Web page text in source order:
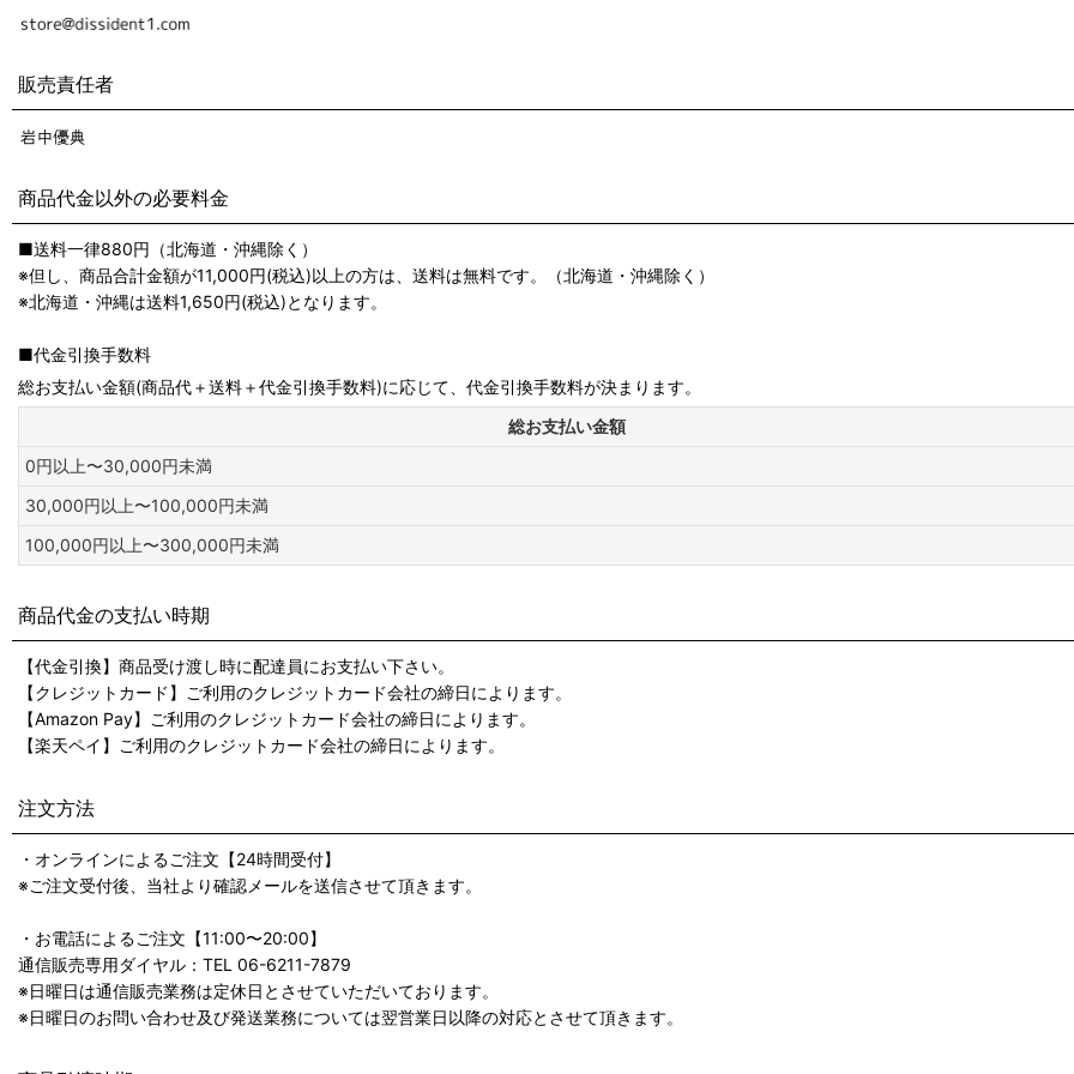
販売責任者
商品代金以外の必要料金
■送料一律880円（北海道・沖縄除く）
※但し、商品合計金額が11,000円(税込)以上の方は、送料は無料です。（北海道・沖縄除く）
※北海道・沖縄は送料1,650円(税込)となります。
■代金引換手数料
総お支払い金額(商品代＋送料＋代金引換手数料)に応じて、代金引換手数料が決まります。
総お支払い金額
0円以上〜30,000円未満
30,000円以上〜100,000円未満
100,000円以上〜300,000円未満
商品代金の支払い時期
【代金引換】商品受け渡し時に配達員にお支払い下さい。
【クレジットカード】ご利用のクレジットカード会社の締日によります。
【Amazon Pay】ご利用のクレジットカード会社の締日によります。
【楽天ペイ】ご利用のクレジットカード会社の締日によります。
注文方法
・オンラインによるご注文【24時間受付】
※ご注文受付後、当社より確認メールを送信させて頂きます。
・お電話によるご注文【11:00〜20:00】
通信販売専用ダイヤル：TEL 06-6211-7879
※日曜日は通信販売業務は定休日とさせていただいております。
※日曜日のお問い合わせ及び発送業務については翌営業日以降の対応とさせて頂きます。